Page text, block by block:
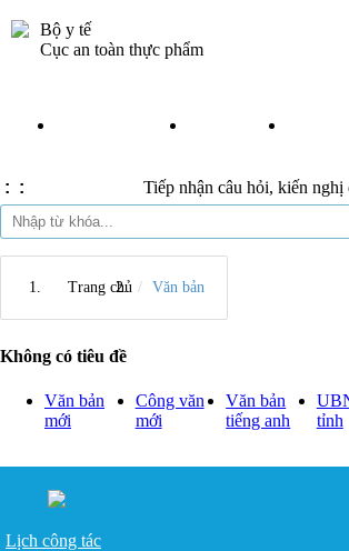
Bộ y tế
Cục an toàn thực phẩm
: : Tiếp nhận câu hỏi, kiến nghị
Trang chủ Văn bản
Không có tiêu đề
Văn bản
mới
Công văn
mới
Văn bản
tiếng anh
tỉnh
Lịch công tác